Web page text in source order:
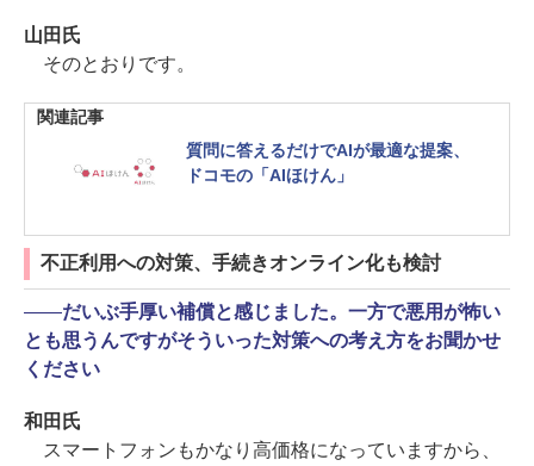
山田氏
そのとおりです。
関連記事
質問に答えるだけでAIが最適な提案、
ドコモの「AIほけん」
不正利用への対策、手続きオンライン化も検討
――だいぶ手厚い補償と感じました。一方で悪用が怖い
とも思うんですがそういった対策への考え方をお聞かせ
ください
和田氏
スマートフォンもかなり高価格になっていますから、